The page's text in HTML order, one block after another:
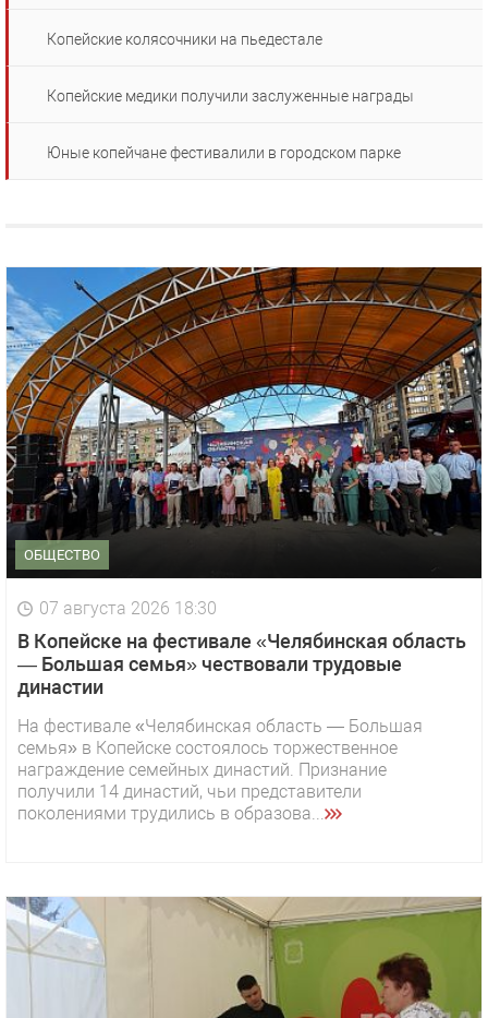
Копейские колясочники на пьедестале
Копейские медики получили заслуженные награды
Юные копейчане фестивалили в городском парке
ОБЩЕСТВО
07 августа 2026 18:30
В Копейске на фестивале «Челябинская область
— Большая семья» чествовали трудовые
династии
На фестивале «Челябинская область — Большая
семья» в Копейске состоялось торжественное
награждение семейных династий. Признание
получили 14 династий, чьи представители
поколениями трудились в образова...